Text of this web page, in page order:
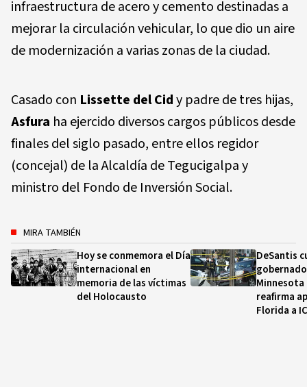
infraestructura de acero y cemento destinadas a
mejorar la circulación vehicular, lo que dio un aire
de modernización a varias zonas de la ciudad.
Casado con Lissette del Cidy padre de tres hijas,
Asfura ha ejercido diversos cargos públicos desde
finales del siglo pasado, entre ellos regidor
(concejal) de la Alcaldía de Tegucigalpa y
ministro del Fondo de Inversión Social.
MIRA TAMBIÉN
Hoy se conmemora el Día
internacional en
memoria de las víctimas
del Holocausto
DeSantis
Minnesota
reafirma
Florida a